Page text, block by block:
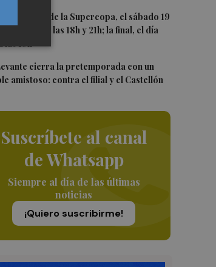
semifinales de la Supercopa, el sábado 19
septiembre a las 18h y 21h; la final, el día
las 19h
cierra la pretemporada con un
amistoso: contra el filial y el Castellón
Suscríbete al canal
de Whatsapp
Siempre al día de las últimas
noticias
¡Quiero suscribirme!